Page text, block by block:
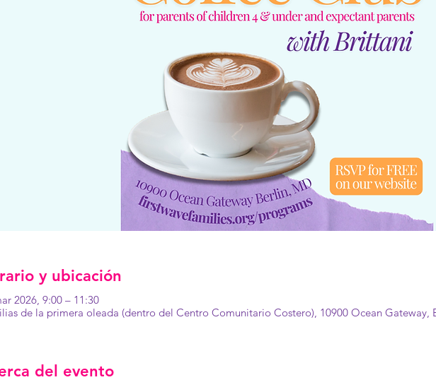
y ubicación
2026, 9:00 – 11:30
de la primera oleada (dentro del Centro Comunitario Costero), 10900 Ocean Gateway,
del evento